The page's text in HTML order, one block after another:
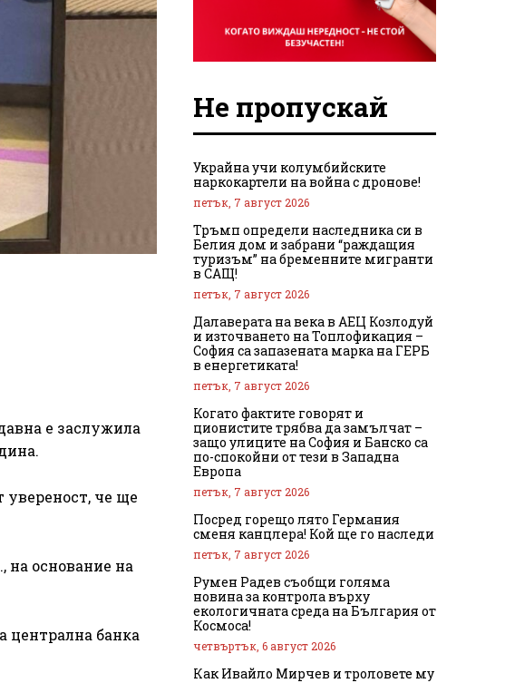
е заслужила
че ще
на основание на
централна банка
Не пропускай
Украйна учи колумбийските
наркокартели на война с дронове!
петък, 7 август 2026
Тръмп определи наследника си в
Белия дом и забрани “раждащия
туризъм” на бременните мигранти
в САЩ!
петък, 7 август 2026
Далаверата на века в АЕЦ Козлодуй
и източването на Топлофикация –
София са запазената марка на ГЕРБ
в енергетиката!
петък, 7 август 2026
Когато фактите говорят и
ционистите трябва да замълчат –
защо улиците на София и Банско са
по-спокойни от тези в Западна
Европа
петък, 7 август 2026
Посред горещо лято Германия
сменя канцлера! Кой ще го наследи
петък, 7 август 2026
Румен Радев съобщи голяма
новина за контрола върху
екологичната среда на България от
Космоса!
четвъртък, 6 август 2026
Как Ивайло Мирчев и троловете му